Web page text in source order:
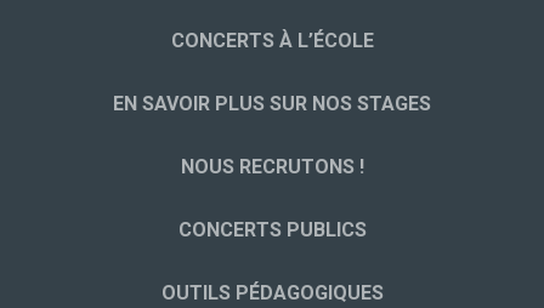
CONCERTS À L’ÉCOLE
EN SAVOIR PLUS SUR NOS STAGES
NOUS RECRUTONS !
CONCERTS PUBLICS
OUTILS PÉDAGOGIQUES